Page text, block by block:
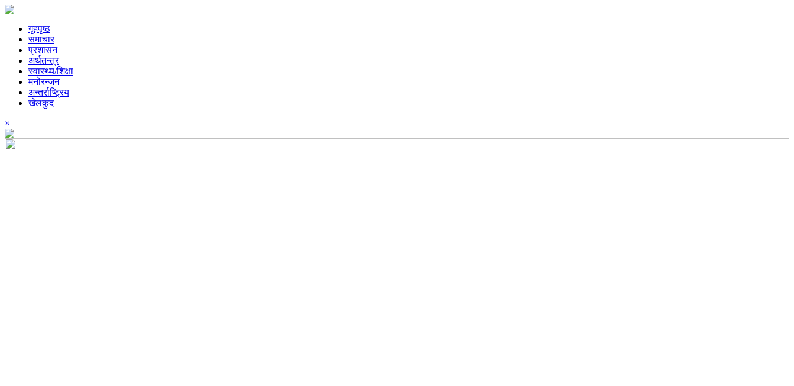
गृहपृष्ठ
समाचार
प्रशासन
अर्थतन्त्र
स्वास्थ्य/शिक्षा
मनोरन्जन
अन्तर्राष्ट्रिय
खेलकुद
×